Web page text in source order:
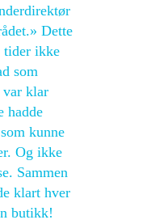
Dette
tider ikke
som
var klar
hadde
kunne
Og ikke
Sammen
klart hver
butikk!